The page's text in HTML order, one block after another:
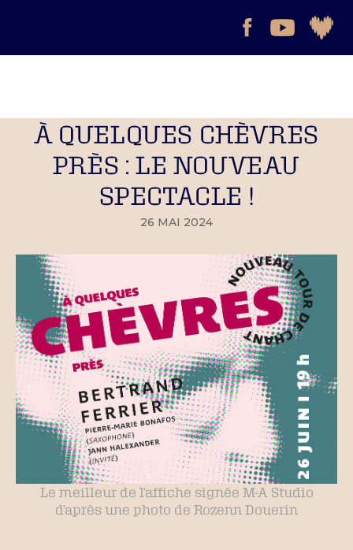
À QUELQUES CHÈVRES
PRÈS : LE NOUVEAU
SPECTACLE !
26 MAI 2024
Le meilleur de l’affiche signée M-A Studio
d’après une photo de Rozenn Douerin